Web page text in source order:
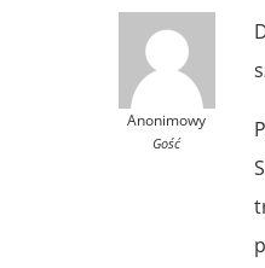
Anonimowy
Gość